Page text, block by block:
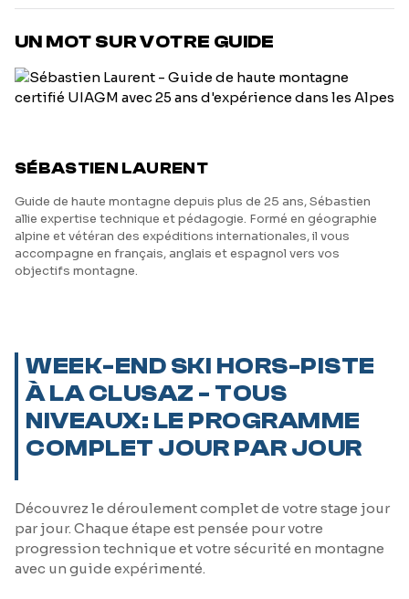
UN MOT SUR VOTRE GUIDE
SÉBASTIEN LAURENT
Guide de haute montagne depuis plus de 25 ans, Sébastien
allie expertise technique et pédagogie. Formé en géographie
alpine et vétéran des expéditions internationales, il vous
accompagne en français, anglais et espagnol vers vos
objectifs montagne.
WEEK-END SKI HORS-PISTE
À LA CLUSAZ - TOUS
NIVEAUX: LE PROGRAMME
COMPLET JOUR PAR JOUR
Découvrez le déroulement complet de votre stage jour
par jour. Chaque étape est pensée pour votre
progression technique et votre sécurité en montagne
avec un guide expérimenté.